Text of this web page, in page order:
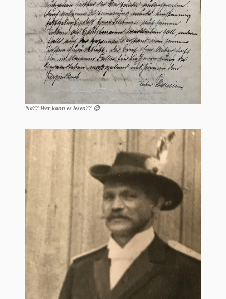
Na?? Wer kann es lesen?? 😉